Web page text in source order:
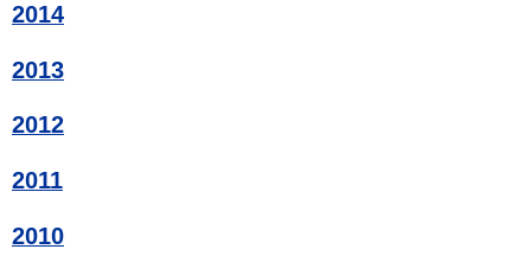
2014
2013
2012
2011
2010